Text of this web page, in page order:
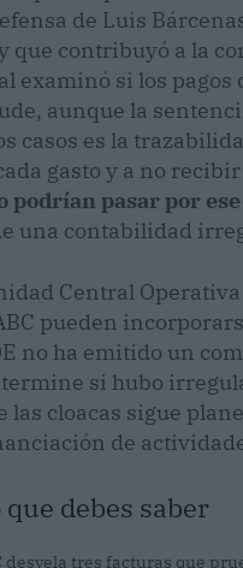
de Luis
que contribuyó a la
examinó si los pagos
aunque la
casos es la
gasto y a no
podrían pasar por
una contabilidad
Central
pueden
no ha emitido un
si hubo
las cloacas sigue
de
que debes saber
desvela tres facturas que